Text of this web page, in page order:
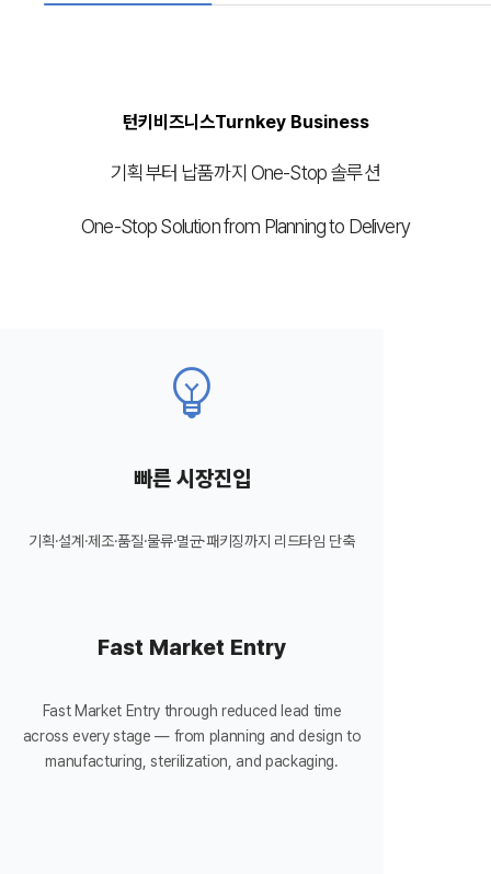
뉴스News
조사 사업문의Irradiation Business Inquiry
턴키비즈니스Turnkey Business
기획부터 납품까지 One-Stop 솔루션
One-Stop Solution from Planning to Delivery
emoji_objects
빠른 시장진입
기획·설계·제조·품질·물류·멸균·패키징까지 리드타임 단축
Fast Market Entry
Fast Market Entry through reduced lead time
across every stage — from planning and design to
manufacturing, sterilization, and packaging.